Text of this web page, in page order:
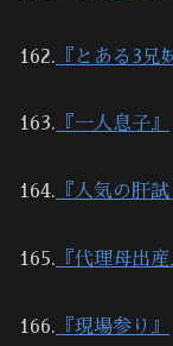
162. 『とある3兄
163. 『一人息子』
164. 『人気の肝
165. 『代理母出産
166. 『現場参り』